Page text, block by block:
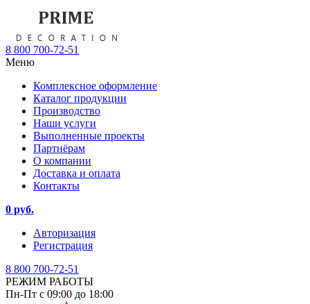
8 800 700-72-51
Меню
Комплексное оформление
Каталог продукции
Производство
Наши услуги
Выполненные проекты
Партнёрам
О компании
Доставка и оплата
Контакты
0 руб.
Авторизация
Регистрация
8 800 700-72-51
РЕЖИМ РАБОТЫ
Пн-Пт с 09:00 до 18:00